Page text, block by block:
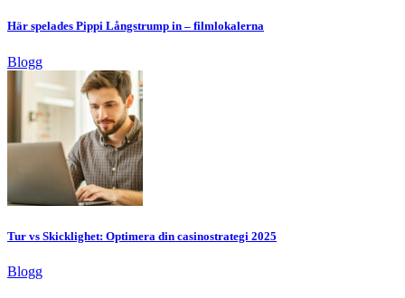
Här spelades Pippi Långstrump in – filmlokalerna
Blogg
Tur vs Skicklighet: Optimera din casinostrategi 2025
Blogg